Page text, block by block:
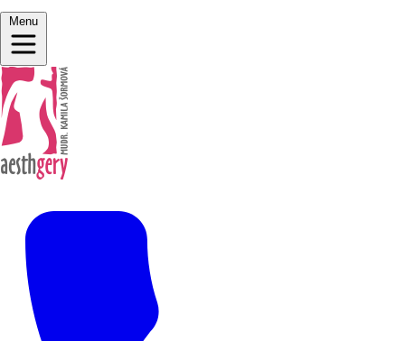
Menu